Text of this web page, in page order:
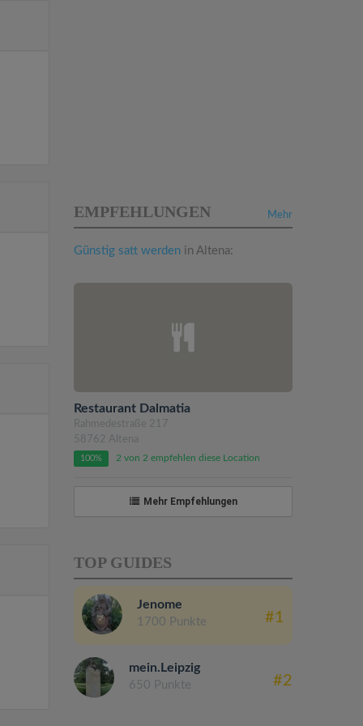
Mehr
EMPFEHLUNGEN
Günstig satt werden in Altena:
Restaurant Dalmatia
Rahmedestraße 217
58762 Altena
100% 2 von 2 empfehlen diese Location
Mehr Empfehlungen
TOP GUIDES
Jenome
1700 Punkte #1
mein.Leipzig
650 Punkte #2